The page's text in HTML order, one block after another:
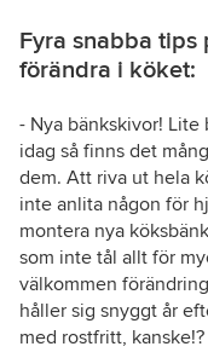
Fyra snabba tips
förändra i köket:
- Nya bänkskivor!
idag så finns det
dem. Att riva ut hela
inte anlita någon för
montera nya
som inte tål allt för
välkommen
håller sig snyggt år
med rostfritt, kanske!?